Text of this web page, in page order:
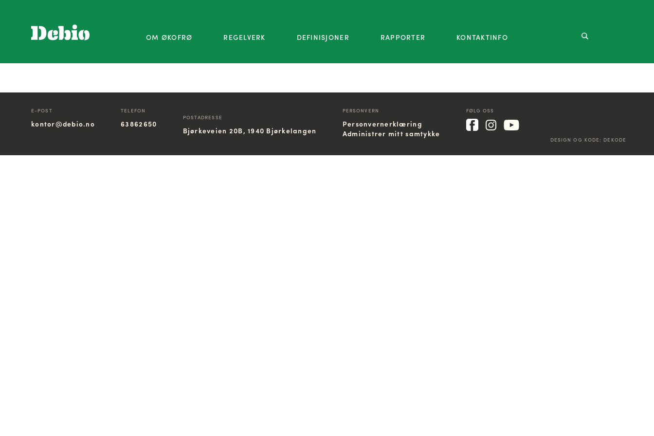
OM ØKOFRØ REGELVERK DEFINISJONER RAPPORTER KONTAKTINFO
E-POST
kontor@debio.no
TELEFON
63862650
POSTADRESSE
Bjørkeveien 20B, 1940 Bjørkelangen
PERSONVERN
Personvernerklæring
Administrer mitt samtykke
FØLG OSS
DESIGN OG KODE: DEKODE